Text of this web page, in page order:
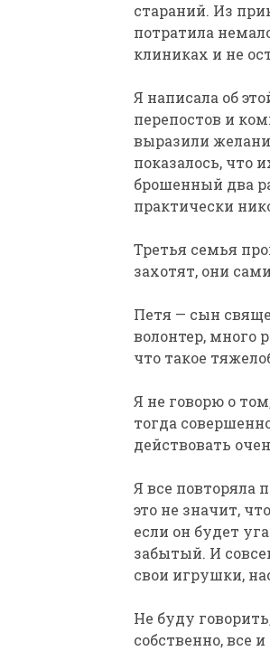
стараний. Из
потратила
клиниках и не
Я написала об
перепостов и
выразили
показалось, что
брошенный два
практически
Третья семья
захотят, они
Петя — сын
волонтер, много
что такое
Я не говорю о
тогда
действовать
Я все повторяла
это не значит,
если он будет
забытый. И
свои игрушки,
Не буду
собственно, все